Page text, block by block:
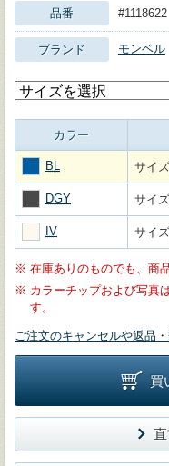
品番 #1118622
ブランド モンベル
カラー
BL サイ
DGY サイ
IV サイ
※ 在庫ありのものでも、商
※ カラーチップおよび写真
す。
ご注文のキャンセルや返品
買